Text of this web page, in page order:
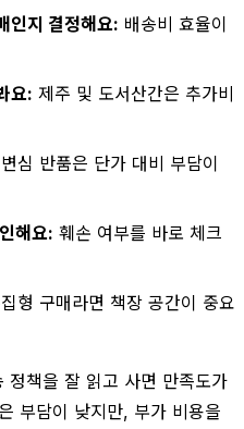
인지 결정해요: 배송비 효율이
요: 제주 및 도서산간은 추가비
변심 반품은 단가 대비 부담이
해요: 훼손 여부를 바로 체크
형 구매라면 책장 공간이 중요
정책을 잘 읽고 사면 만족도가
부담이 낮지만, 부가 비용을